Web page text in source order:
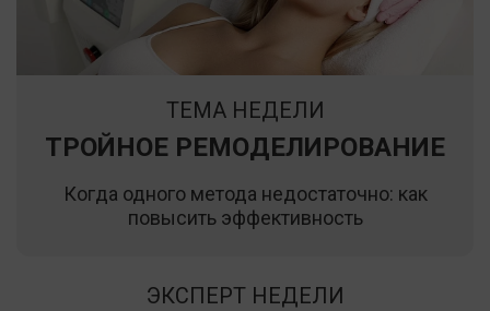
ТЕМА НЕДЕЛИ
ТРОЙНОЕ РЕМОДЕЛИРОВАНИЕ
Когда одного метода недостаточно: как
повысить эффективность
ЭКСПЕРТ НЕДЕЛИ